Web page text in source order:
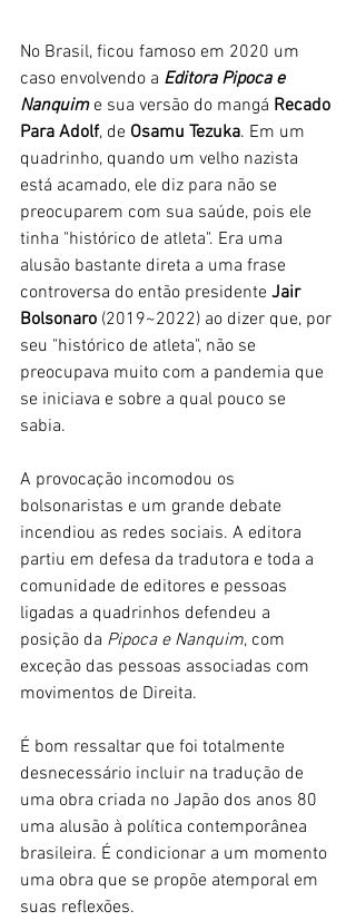
No Brasil, ficou famoso em 2020 um
caso envolvendo a Editora Pipoca e
Nanquim e sua versão do mangá Recado
Para Adolf, de Osamu Tezuka. Em um
quadrinho, quando um velho nazista
está acamado, ele diz para não se
preocuparem com sua saúde, pois ele
tinha "histórico de atleta". Era uma
alusão bastante direta a uma frase
controversa do então presidente Jair
Bolsonaro (2019~2022) ao dizer que, por
seu "histórico de atleta", não se
preocupava muito com a pandemia que
se iniciava e sobre a qual pouco se
sabia.
A provocação incomodou os
bolsonaristas e um grande debate
incendiou as redes sociais. A editora
partiu em defesa da tradutora e toda a
comunidade de editores e pessoas
ligadas a quadrinhos defendeu a
posição da Pipoca e Nanquim, com
exceção das pessoas associadas com
movimentos de Direita.
É bom ressaltar que foi totalmente
desnecessário incluir na tradução de
uma obra criada no Japão dos anos 80
uma alusão à política contemporânea
brasileira. É condicionar a um momento
uma obra que se propõe atemporal em
suas reflexões.